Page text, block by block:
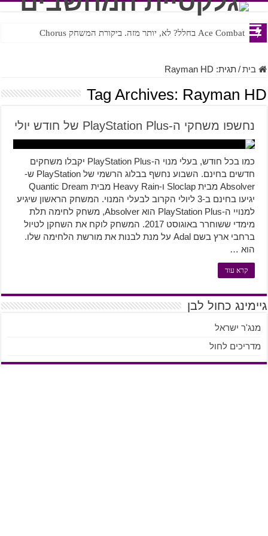
Ace Combat בחלל? לא, יותר מזה. ביקורת המשחק Chorus
Steven Universe והשירים שתורגמו בצורה נוראית לעברית
בית/תגית: Rayman HD
Tag Archives: Rayman HD
נחשפו משחקי ה-PlayStation Plus של חודש יולי
כמו בכל חודש, בעלי מנוי ה-PlayStation Plus יקבלו משחקים
חדשים בחינם. השבוע נחשף בבלוג הרשמי של PlayStation ש-
Absolver מבית Sloclap ו-Heavy Rain מבית Quantic Dream
יגיעו בחינם ב-3 ליולי הקרוב לבעלי המנוי. המשחק הראשון שיגיע
למנויי ה-PlayStation Plus הוא Absolver, משחק לחימה תלת
מימדי ששוחרר באוגוסט 2017. המשחק לוקח את השחקן לטיול
ברחבי ארץ בשם Adal על מנת לבנות את מורשת הלחימה שלו.
הוא …
קרא עוד
גיימינג כחול לבן
מנג'ר ישראל
מדריכים לחול